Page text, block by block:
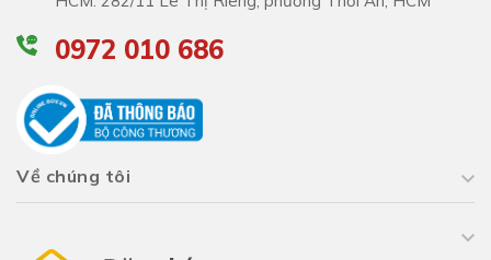
0972 010 686
Về chúng tôi